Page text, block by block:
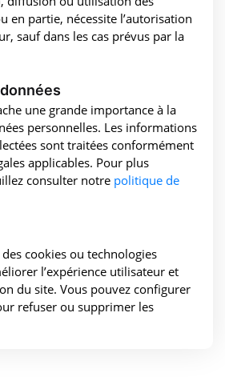
en partie, nécessite l’autorisation
sauf dans les cas prévus par la
une grande importance à la
personnelles. Les informations
sont traitées conformément
applicables. Pour plus
consulter notre politique de
cookies ou technologies
l’expérience utilisateur et
du site. Vous pouvez configurer
refuser ou supprimer les